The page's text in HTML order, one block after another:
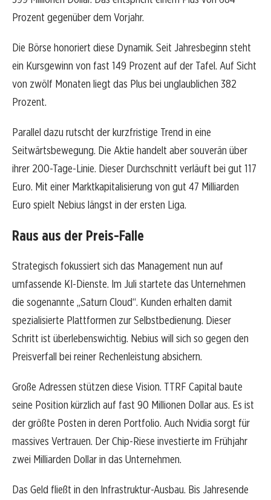
Prozent gegenüber dem Vorjahr.
Die Börse honoriert diese Dynamik. Seit Jahresbeginn steht
ein Kursgewinn von fast 149 Prozent auf der Tafel. Auf Sicht
von zwölf Monaten liegt das Plus bei unglaublichen 382
Prozent.
Parallel dazu rutscht der kurzfristige Trend in eine
Seitwärtsbewegung. Die Aktie handelt aber souverän über
ihrer 200-Tage-Linie. Dieser Durchschnitt verläuft bei gut 117
Euro. Mit einer Marktkapitalisierung von gut 47 Milliarden
Euro spielt Nebius längst in der ersten Liga.
Raus aus der Preis-Falle
Strategisch fokussiert sich das Management nun auf
umfassende KI-Dienste. Im Juli startete das Unternehmen
die sogenannte „Saturn Cloud“. Kunden erhalten damit
spezialisierte Plattformen zur Selbstbedienung. Dieser
Schritt ist überlebenswichtig. Nebius will sich so gegen den
Preisverfall bei reiner Rechenleistung absichern.
Große Adressen stützen diese Vision. TTRF Capital baute
seine Position kürzlich auf fast 90 Millionen Dollar aus. Es ist
der größte Posten in deren Portfolio. Auch Nvidia sorgt für
massives Vertrauen. Der Chip-Riese investierte im Frühjahr
zwei Milliarden Dollar in das Unternehmen.
Das Geld fließt in den Infrastruktur-Ausbau. Bis Jahresende